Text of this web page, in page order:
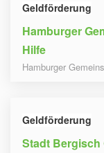
Geldförderung
Hamburger
Hilfe
Hamburger
Geldförderung
Stadt Bergisch